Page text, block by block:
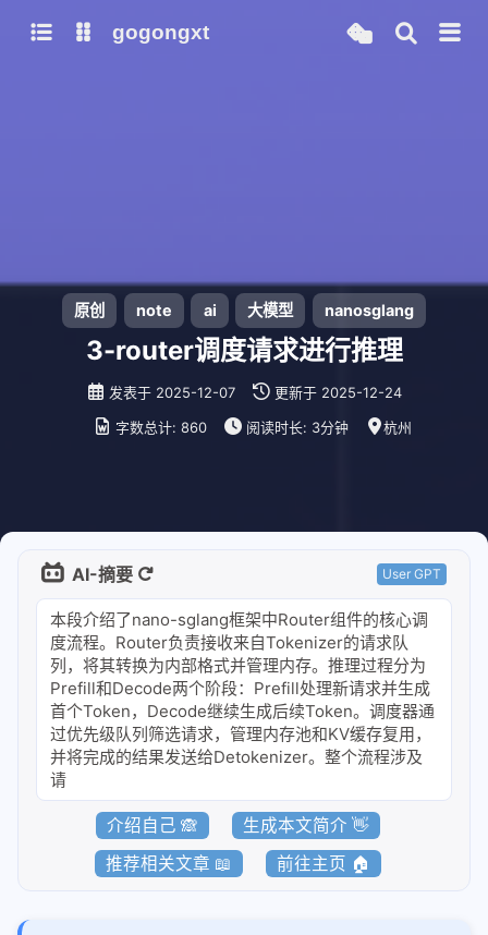
gogongxt
原创 note ai 大模型 nanosglang
3-router调度请求进行推理
发表于 2025-12-07 更新于 2025-12-24
字数总计: 860 阅读时长: 3分钟 杭州
AI-摘要 User GPT
本段介绍了nano-sglang框架中Router组件的核心调
度流程。Router负责接收来自Tokenizer的请求队
列，将其转换为内部格式并管理内存。推理过程分为
Prefill和Decode两个阶段：Prefill处理新请求并生成
首个Token，Decode继续生成后续Token。调度器通
过优先级队列筛选请求，管理内存池和KV缓存复用，
并将完成的结果发送给Detokenizer。整个流程涉及
请
介绍自己 🙈
生成本文简介 👋
推荐相关文章 📖
前往主页 🏠
大模型
models
mamba-radix-cache-extra-buffer
1-从进程和端口开始看架构
2-流式响应架构
3-router调度请求进行推理
4-sglang中的内存池
5-chunked-prefill
6-AWQ量化模型推理
7-AWQ算子
8-多模态模型加载和适配